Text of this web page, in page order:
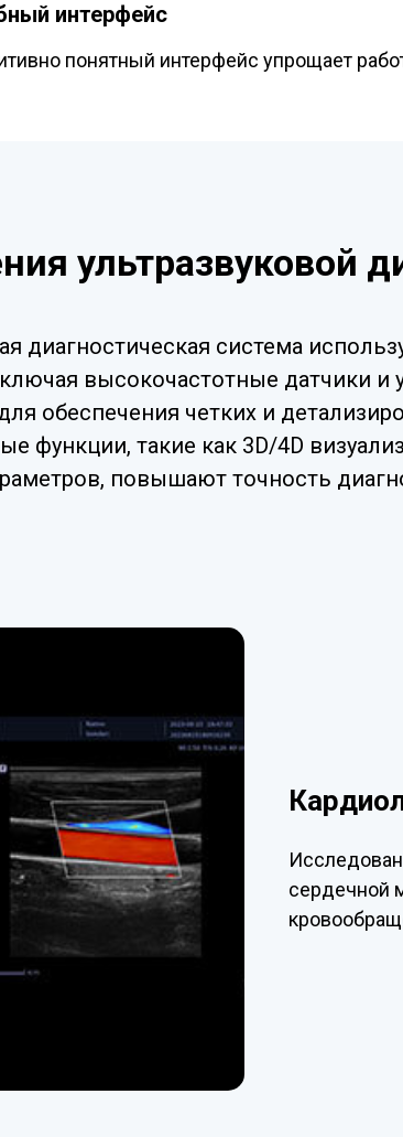
интерфейс
понятный интерфейс упрощает
ультразвуковой
диагностическая система
высокочастотные датчики
обеспечения четких и
функции, такие как 3D/4D
повышают точность
сердечной